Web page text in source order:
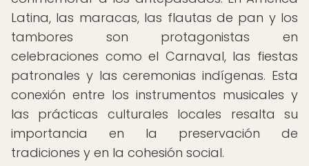
Latina, las maracas, las flautas de pan y los
tambores son protagonistas en
celebraciones como el Carnaval, las fiestas
patronales y las ceremonias indígenas. Esta
conexión entre los instrumentos musicales y
las prácticas culturales locales resalta su
importancia en la preservación de
tradiciones y en la cohesión social.